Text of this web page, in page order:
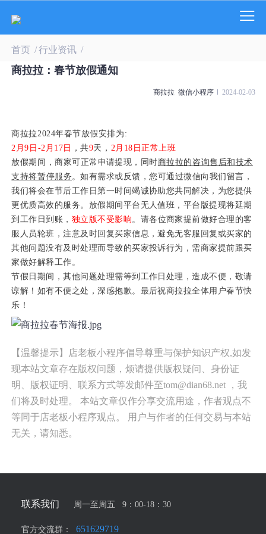
首页 /行业资讯 /
商拉拉：春节放假通知
商拉拉 微信小程序 2024-02-03
商拉拉2024年春节放假安排为:
2月9日-2月17日
，共9天， 2月18日正常上班
放假期间，商家可正常申请提现，同时商拉拉的咨询售后和技术
支持将暂停服务。如有需求或反馈，您可通过微信向我们留言，
我们将会在节后工作日第一时间竭诚协助您共同解决，为您提供
更优质高效的服务。放假期间平台无人值班， 平台版提现将延期
到工作日到账 ， 独立版不受影响。请各位商家提前做好合理的客
服人员轮班，注意及时回复买家信息 ，避免无客服回复或买家的
其他问题没有及时处理而导致的买家投诉行为，需商家提前跟买
家做好解释工作。
节假日期间，其他问题处理需等到工作日处理，造成不便，敬请
谅解！如有不便之处，深感抱歉。最后祝商拉拉全体用户春节快
乐！
【温馨提示】店老板小程序倡导尊重与保护知识产权,如发
现本站文章存在版权问题，烦请提供版权疑问、身份证
明、版权证明、联系方式等发邮件至tom@dian68.net ，我
们将及时处理。 本站文章仅作分享交流用途，作者观点不
等同于店老板小程序观点。 用户与作者的任何交易与本站
无关，请知悉。
联系我们 周一至周五 9：00-18：30
官方交流群： 651629719